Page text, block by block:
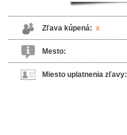
Zľava kúpená: x
Mesto:
Miesto uplatnenia zľavy: